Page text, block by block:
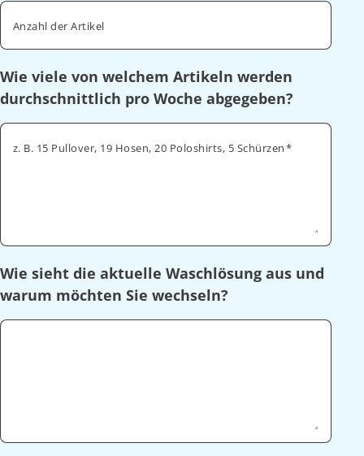
Anzahl der Artikel
Wie viele von welchem Artikeln werden
durchschnittlich pro Woche abgegeben?
z. B. 15 Pullover, 19 Hosen, 20 Poloshirts, 5 Schürzen
Wie sieht die aktuelle Waschlösung aus und
warum möchten Sie wechseln?